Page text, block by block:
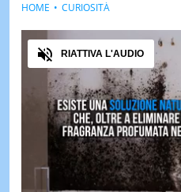
Audio
RIATTIVA L'AUDIO
HOME CURIOSITÀ